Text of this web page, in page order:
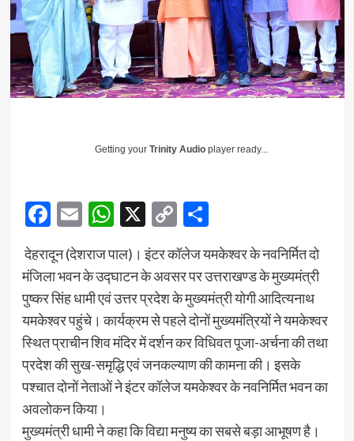
Getting your Trinity Audioplayer ready...
Facebook
EmailWhatsApp
X Copy
Link
Share
देहरादून (देशराज पाल)। इंटर कॉलेज यमकेश्वर के नवनिर्मित दो
मंजिला भवन के उद्घाटन के अवसर पर उत्तराखण्ड के मुख्यमंत्री
पुष्कर सिंह धामी एवं उत्तर प्रदेश के मुख्यमंत्री योगी आदित्यनाथ
यमकेश्वर पहुंचे। कार्यक्रम से पहले दोनों मुख्यमंत्रियों ने यमकेश्वर
स्थित प्राचीन शिव मंदिर में दर्शन कर विधिवत पूजा-अर्चना की तथा
प्रदेश की सुख-समृद्धि एवं जनकल्याण की कामना की। इसके
पश्चात दोनों नेताओं ने इंटर कॉलेज यमकेश्वर के नवनिर्मित भवन का
अवलोकन किया।
मुख्यमंत्री धामी ने कहा कि विद्या मनुष्य का सबसे बड़ा आभूषण है।